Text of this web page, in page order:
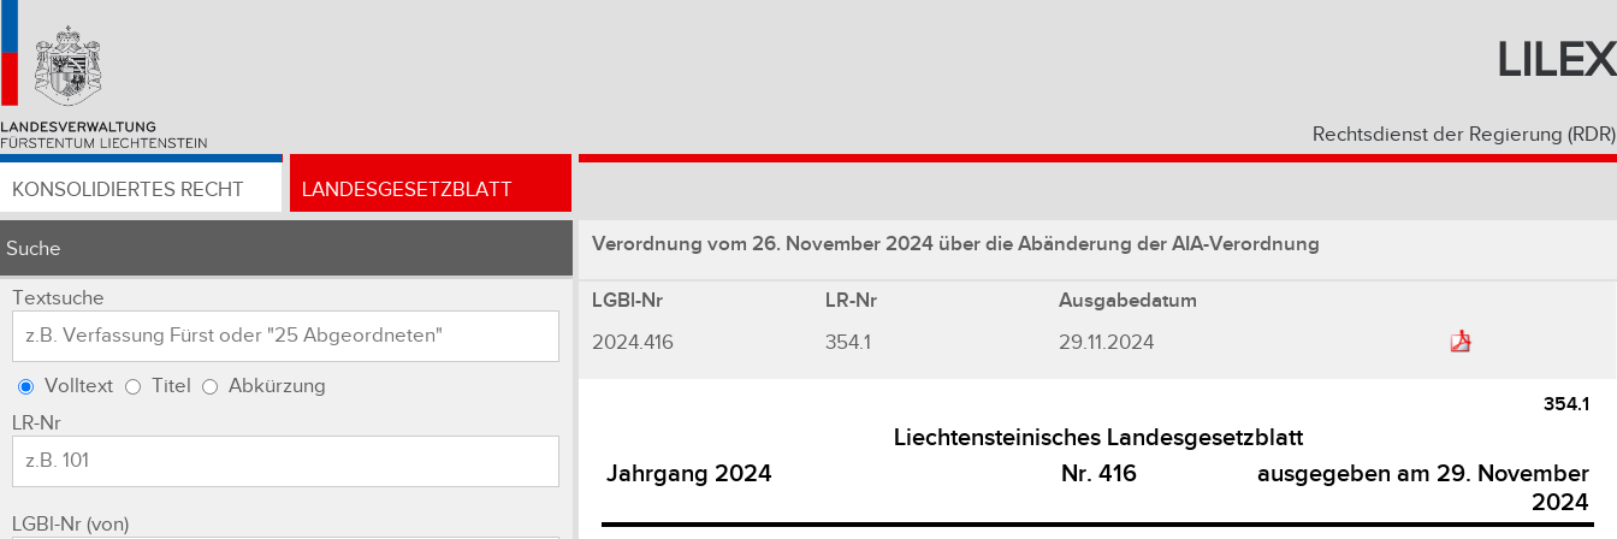
LILEX
Rechtsdienst der Regierung (RDR)
KONSOLIDIERTES RECHT LANDESGESETZBLATT
Suche
Textsuche
Volltext Titel
Abkürzung
LR-Nr
LGBl-Nr (von)
Verordnung vom 26. November 2024 über die Abänderung der AIA-Verordnung
LGBl-Nr LR-Nr Ausgabedatum
2024.416 354.1 29.11.2024